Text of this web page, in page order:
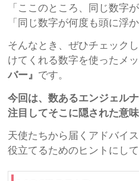
「ここのところ、同じ数字
「同じ数字が何度も頭に浮か
そんなとき、ぜひチェック
けてくれる数字を使ったメ
バー』 です。
今回は、数あるエンジェル
注目してそこに隠された意
天使たちから届くアドバイ
役立てるためのヒントにし